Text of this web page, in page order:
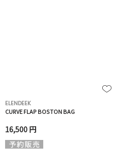
ELENDEEK
CURVE FLAP BOSTON BAG
16,500 円